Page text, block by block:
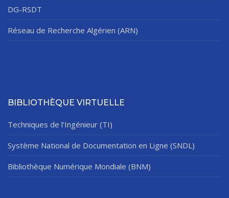
DG-RSDT
Réseau de Recherche Algérien (ARN)
BIBLIOTHÈQUE VIRTUELLE
Techniques de l’Ingénieur (TI)
Système National de Documentation en Ligne (SNDL)
Bibliothèque Numérique Mondiale (BNM)